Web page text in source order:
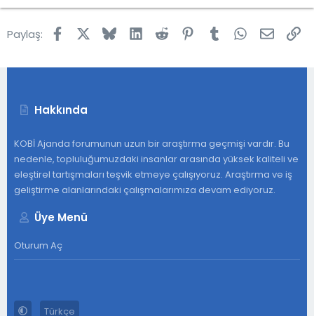
l
Paylaş: FacebookBlueskyLinkedInReddit Pinterest
Tumblr WhatsApp
E-
Hakkında
KOBİ Ajanda forumunun uzun bir araştırma geçmişi vardır. Bu
nedenle, topluluğumuzdaki insanlar arasında yüksek kaliteli ve
eleştirel tartışmaları teşvik etmeye çalışıyoruz. Araştırma ve iş
geliştirme alanlarındaki çalışmalarımıza devam ediyoruz.
Üye Menü
Oturum Aç
Türkçe